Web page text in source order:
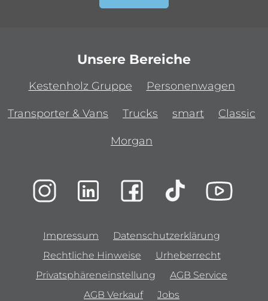
Unsere Bereiche
Kestenholz Gruppe Personenwagen
Transporter & Vans Trucks smart Classic
Morgan
Impressum
Datenschutzerklärung
Rechtliche Hinweise
Urheberrecht
Privatsphäreneinstellung
AGB Service
AGB Verkauf
Jobs